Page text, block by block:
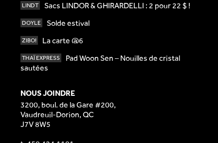
LINDT Sacs LINDOR & GHIRARDELLI : 2 pour 22 $ !
DOYLE Solde estival
ZIBO! La carte @6
THAÏ EXPRESS
Pad Woon Sen – Nouilles de cristal
sautées
NOUS JOINDRE
3200, boul. de la Gare #200,
Vaudreuil-Dorion, QC
J7V 8W5